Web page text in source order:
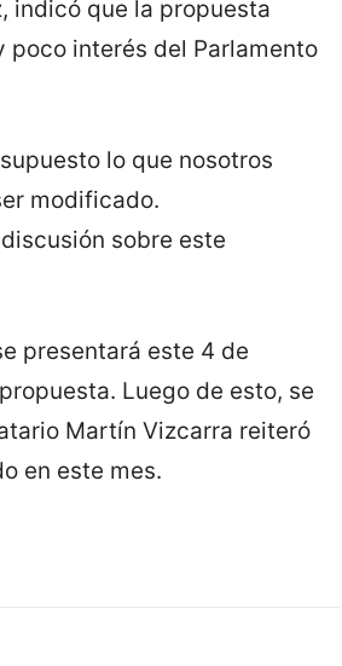
indicó que la propuesta
poco interés del Parlamento
lo que nosotros
modificado.
sobre este
presentará este 4 de
Luego de esto, se
Martín Vizcarra reiteró
en este mes.